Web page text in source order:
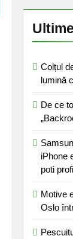
Colțul
lumină
De ce
iPhone
poti
Motive
Oslo